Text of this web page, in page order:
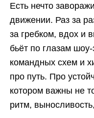
Есть нечто
движении. Раз за
за гребком, вдох и
бьёт по глазам
командных схем и
про путь. Про
котором важны не
ритм,